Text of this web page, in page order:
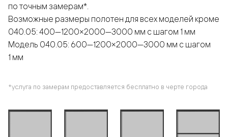
по точным замерам*.
Возможные размеры полотен для всех моделей кроме
040.05: 400—1200×2000—3000 мм с шагом 1 мм
Модель 040.05: 600—1200×2000—3000 мм с шагом
1 мм
*услуга по замерам предоставляется бесплатно в черте города